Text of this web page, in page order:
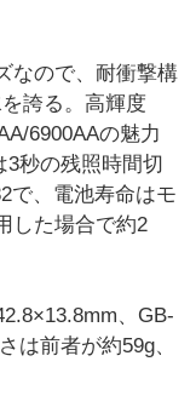
なので、耐衝撃構
誇る。高輝度
6900AAの魅力
秒の残照時間切
で、電池寿命はモ
した場合で約2
、GB-
は前者が約59g、